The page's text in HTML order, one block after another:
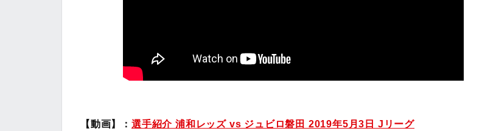
【動画】： 選手紹介 浦和レッズ vs ジュビロ磐田 2019年5月3日 Jリーグ